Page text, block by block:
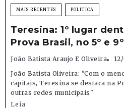
MAIS RECENTES POLITICA
Teresina: 1º lugar
Prova Brasil, no 5º e
João Batista Araujo E Oliveira
João Batista Oliveira: "Com o
capitais, Teresina se destaca na
outras redes municipais"
Leia